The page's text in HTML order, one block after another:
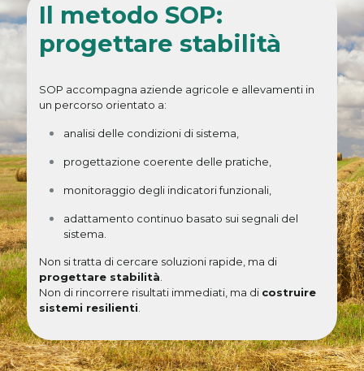
Il metodo SOP:
progettare stabilità
SOP accompagna aziende agricole e allevamenti in
un percorso orientato a:
analisi delle condizioni di sistema,
progettazione coerente delle pratiche,
monitoraggio degli indicatori funzionali,
adattamento continuo basato sui segnali del
sistema.
Non si tratta di cercare soluzioni rapide, ma di
progettare stabilità.
Non di rincorrere risultati immediati, ma di costruire
sistemi resilienti.